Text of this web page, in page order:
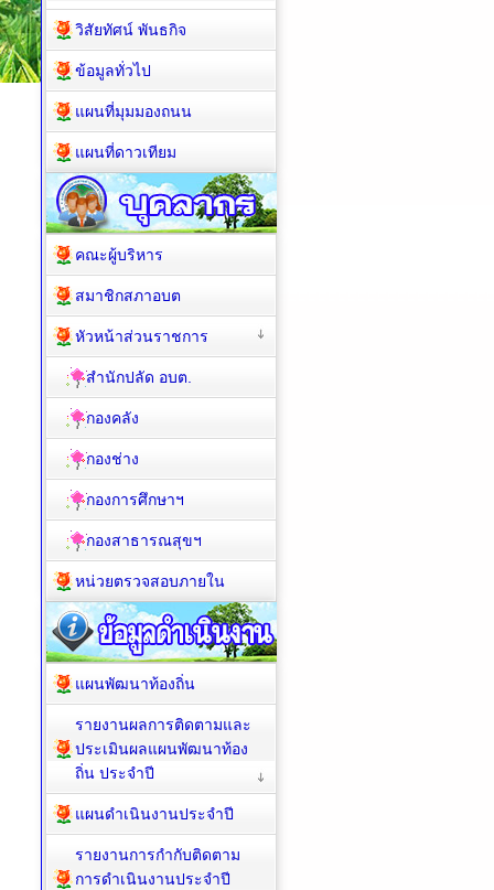
วิสัยทัศน์ พันธกิจ
ข้อมูลทั่วไป
แผนที่มุมมองถนน
แผนที่ดาวเทียม
คณะผู้บริหาร
สมาชิกสภาอบต
หัวหน้าส่วนราชการ
สำนักปลัด อบต.
กองคลัง
กองช่าง
กองการศึกษาฯ
กองสาธารณสุขฯ
หน่วยตรวจสอบภายใน
แผนพัฒนาท้องถิ่น
รายงานผลการติดตามและ
ประเมินผลแผนพัฒนาท้อง
ถิ่น ประจำปี
แผนดำเนินงานประจำปี
รายงานการกำกับติดตาม
การดำเนินงานประจำปี